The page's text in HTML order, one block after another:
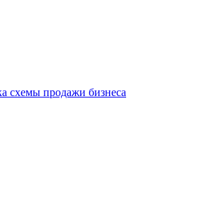
схемы продажи бизнеса